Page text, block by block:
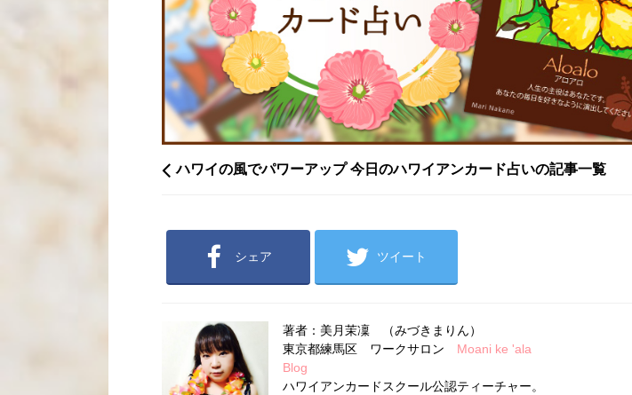
ハワイの風でパワーアップ 今日のハワイアンカード占いの記事一覧
シェア ツイート
著者：美月茉凜 （みづきまりん）
東京都練馬区 ワークサロン Moani ke 'ala
Blog
ハワイアンカードスクール公認ティーチャー。